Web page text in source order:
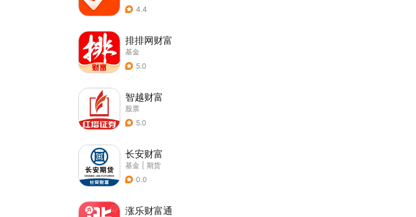
4.4
排排网财富
基金
5.0
智越财富
股票
5.0
长安财富
基金
期货
0.0
涨乐财富通